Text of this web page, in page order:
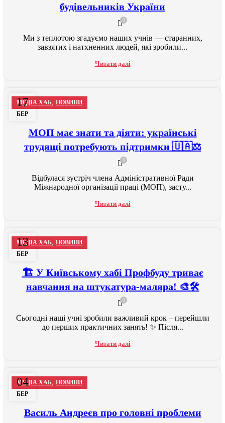
будівельників України
0
Ми з теплотою згадуємо наших учнів — старанних,
завзятих і натхненних людей, які зробили...
Читати далі
17
БЕР
МЕДІА ХАБ, НОВИНИ
МОП має знати та діяти: українські
трудящі потребують підтримки 🇺🇦⚖️
0
Відбулася зустріч члена Адміністративної Ради
Міжнародної організації праці (МОП), засту...
Читати далі
13
БЕР
МЕДІА ХАБ, НОВИНИ
🏗 У Київському хабі Профбуду триває
навчання на штукатура-маляра! 🎨🛠
0
Сьогодні наші учні зробили важливий крок – перейшли
до перших практичних занять! ✨ Після...
Читати далі
04
БЕР
МЕДІА ХАБ, НОВИНИ
Василь Андреєв про головні проблеми